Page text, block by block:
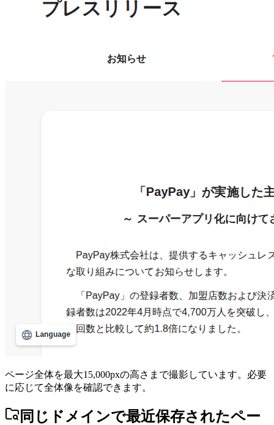
ページ全体を最大15,000pxの高さまで撮影しています。必要
に応じて全体像を確認できます。
同じドメインで最近保存されたペー